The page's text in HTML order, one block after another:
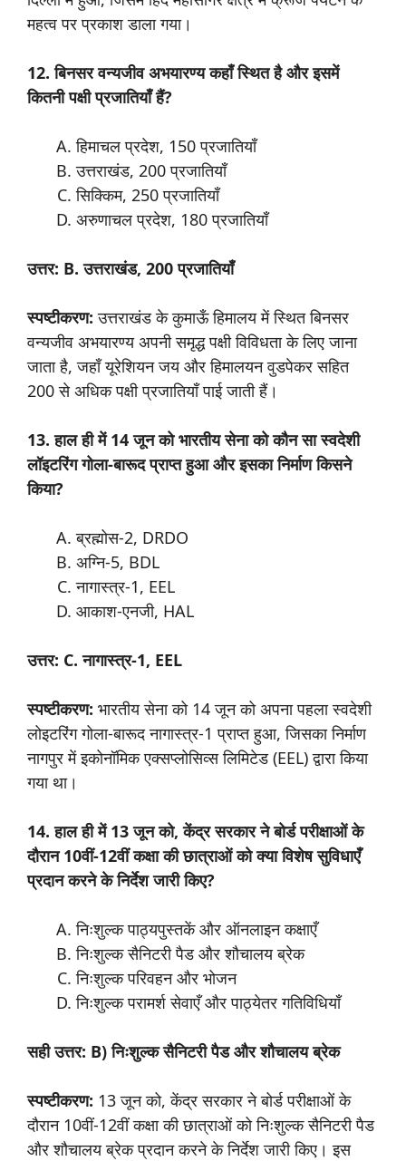
महत्व पर प्रकाश डाला गया।
12. बिनसर वन्यजीव अभयारण्य कहाँ स्थित है और इसमें
कितनी पक्षी प्रजातियाँ हैं?
हिमाचल प्रदेश, 150 प्रजातियाँ
उत्तराखंड, 200 प्रजातियाँ
सिक्किम, 250 प्रजातियाँ
अरुणाचल प्रदेश, 180 प्रजातियाँ
उत्तर: B. उत्तराखंड, 200 प्रजातियाँ
स्पष्टीकरण: उत्तराखंड के कुमाऊँ हिमालय में स्थित बिनसर
वन्यजीव अभयारण्य अपनी समृद्ध पक्षी विविधता के लिए जाना
जाता है, जहाँ यूरेशियन जय और हिमालयन वुडपेकर सहित
200 से अधिक पक्षी प्रजातियाँ पाई जाती हैं।
13. हाल ही में 14 जून को भारतीय सेना को कौन सा स्वदेशी
लॉइटरिंग गोला-बारूद प्राप्त हुआ और इसका निर्माण किसने
किया?
ब्रह्मोस-2, DRDO
अग्नि-5, BDL
नागास्त्र-1, EEL
आकाश-एनजी, HAL
उत्तर: C. नागास्त्र-1, EEL
स्पष्टीकरण: भारतीय सेना को 14 जून को अपना पहला स्वदेशी
लोइटरिंग गोला-बारूद नागास्त्र-1 प्राप्त हुआ, जिसका निर्माण
नागपुर में इकोनॉमिक एक्सप्लोसिव्स लिमिटेड (EEL) द्वारा किया
गया था।
14. हाल ही में 13 जून को, केंद्र सरकार ने बोर्ड परीक्षाओं के
दौरान 10वीं-12वीं कक्षा की छात्राओं को क्या विशेष सुविधाएँ
प्रदान करने के निर्देश जारी किए?
निःशुल्क पाठ्यपुस्तकें और ऑनलाइन कक्षाएँ
निःशुल्क सैनिटरी पैड और शौचालय ब्रेक
निःशुल्क परिवहन और भोजन
निःशुल्क परामर्श सेवाएँ और पाठ्येतर गतिविधियाँ
सही उत्तर: B) निःशुल्क सैनिटरी पैड और शौचालय ब्रेक
स्पष्टीकरण: 13 जून को, केंद्र सरकार ने बोर्ड परीक्षाओं के
दौरान 10वीं-12वीं कक्षा की छात्राओं को निःशुल्क सैनिटरी पैड
और शौचालय ब्रेक प्रदान करने के निर्देश जारी किए। इस